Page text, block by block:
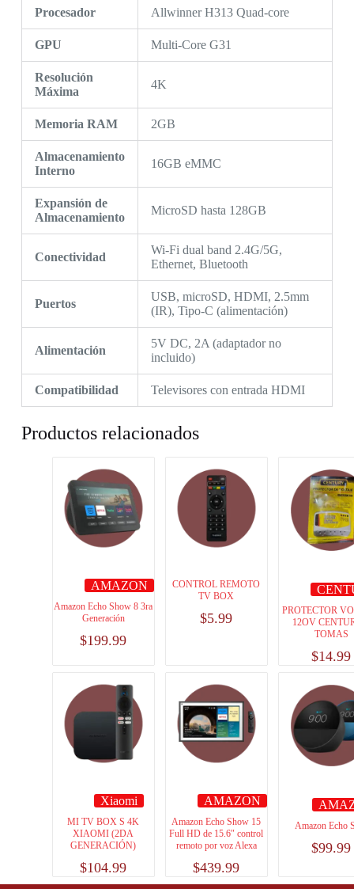
Procesador Allwinner H313 Quad-core
GPU Multi-Core G31
Resolución
Máxima
4K
Memoria RAM 2GB
Almacenamiento
Interno
16GB eMMC
Expansión de
Almacenamiento
MicroSD hasta 128GB
Conectividad
Wi-Fi dual band 2.4G/5G,
Ethernet, Bluetooth
Puertos
USB, microSD, HDMI, 2.5mm
(IR), Tipo-C (alimentación)
Alimentación
5V DC, 2A (adaptador no
incluido)
Compatibilidad Televisores con entrada HDMI
Productos relacionados
AMAZON
Amazon Echo Show 8 3ra
Generación
$199.99
CONTROL REMOTO
TV BOX
$5.99
PROTECTOR
12OV
TOMAS
$14.99
Xiaomi
MI TV BOX S 4K
XIAOMI (2DA
GENERACIÓN)
$104.99
AMAZON
Amazon Echo Show 15
Full HD de 15.6″ control
remoto por voz Alexa
$439.99
Amazon Echo
$99.99